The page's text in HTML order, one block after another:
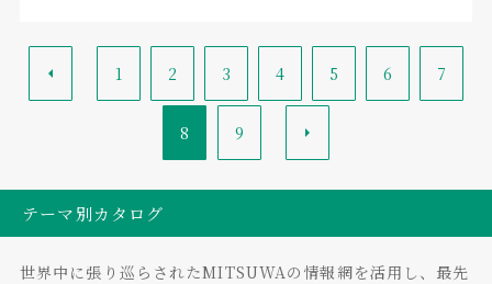
1 2 3 4 5 6 7
8 9
テーマ別カタログ
世界中に張り巡らされたMITSUWAの情報網を活用し、最先